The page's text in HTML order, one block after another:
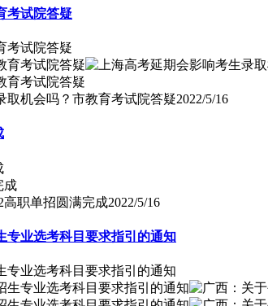
考试院答疑
考试院答疑
取机会吗？市教育考试院答疑2022/5/16
高职单招圆满完成2022/5/16
专业选考科目要求指引的通知
专业选考科目要求指引的通知